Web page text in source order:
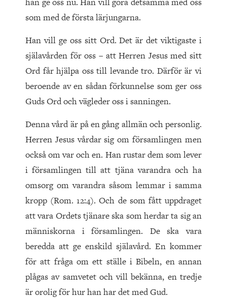
som med de första lärjungarna.
Han vill ge oss sitt Ord. Det är det viktigaste i
själavården för oss – att Herren Jesus med sitt
Ord får hjälpa oss till levande tro. Därför är vi
beroende av en sådan förkunnelse som ger oss
Guds Ord och vägleder oss i sanningen.
Denna vård är på en gång allmän och personlig.
Herren Jesus vårdar sig om församlingen men
också om var och en. Han rustar dem som lever
i församlingen till att tjäna varandra och ha
omsorg om varandra såsom lemmar i samma
kropp (Rom. 12:4). Och de som fått uppdraget
att vara Ordets tjänare ska som herdar ta sig an
människorna i församlingen. De ska vara
beredda att ge enskild själavård. En kommer
för att fråga om ett ställe i Bibeln, en annan
plågas av samvetet och vill bekänna, en tredje
är orolig för hur han har det med Gud.